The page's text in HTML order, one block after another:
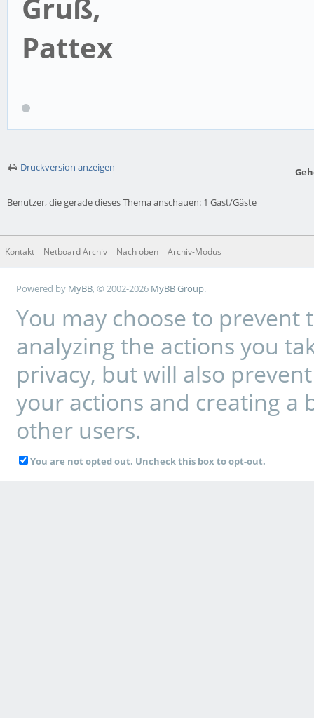
Gruß,
Pattex
Druckversion anzeigen
Benutzer, die gerade dieses Thema anschauen: 1 Gast/Gäste
Kontakt Netboard Archiv Nach oben Archiv-Modus
Powered by MyBB, © 2002-2026 MyBB Group.
You may choose to
analyzing the actions you
privacy, but will also
your actions and creating a
other users.
You are not opted out. Uncheck this box to opt-out.